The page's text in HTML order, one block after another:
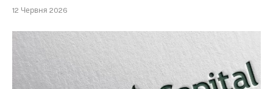
12 Червня 2026